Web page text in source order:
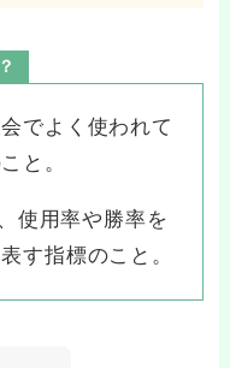
でよく使われて
と。
使用率や勝率を
す指標のこと。